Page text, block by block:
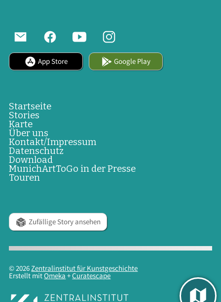
App Store Google Play
Startseite
Stories
Karte
Über uns
Kontakt/Impressum
Datenschutz
Download
MunichArtToGo in der Presse
Touren
Zufällige Story ansehen
© 2026 Zentralinstitut für Kunstgeschichte
Erstellt mitOmeka +Curatescape